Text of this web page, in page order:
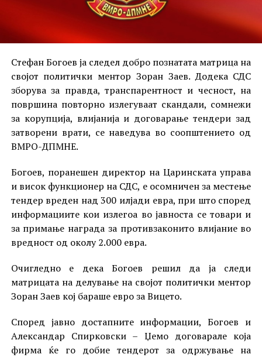
Стефан Богоев ја следел добро познатата матрица на
својот политички ментор Зоран Заев. Додека СДС
зборува за правда, транспарентност и чесност, на
површина повторно излегуваат скандали, сомнежи
за корупција, влијанија и договарање тендери зад
затворени врати, се наведува во соопштението од
ВМРО-ДПМНЕ.
Богоев, поранешен директор на Царинската управа
и висок функционер на СДС, е осомничен за местење
тендер вреден над 300 илјади евра, при што според
информациите кои излегоа во јавноста се товари и
за примање награда за противзаконито влијание во
вредност од околу 2.000 евра.
Очигледно е дека Богоев решил да ја следи
матрицата на делување на својот политички ментор
Зоран Заев кој бараше евро за Вицето.
Според јавно достапните информации, Богоев и
Александар Спирковски – Џемо договарале која
фирма ќе го добие тендерот за одржување на